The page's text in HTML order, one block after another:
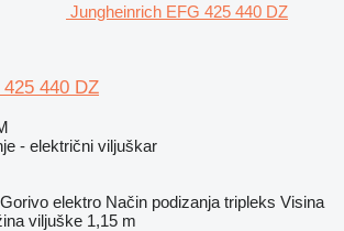
Jungheinrich EFG 425 440 DZ
440 DZ
- električni viljuškar
Gorivo elektro Način podizanja tripleks Visina
viljuške 1,15 m